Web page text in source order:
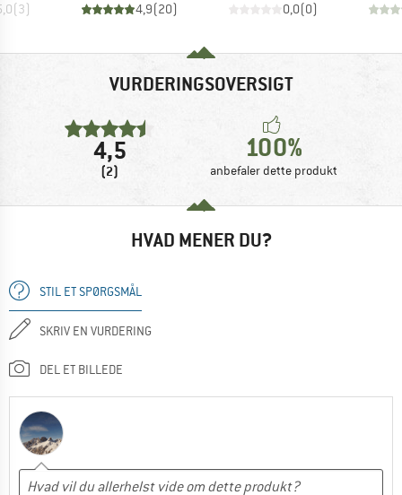
(3) 4,9(20) 0,0(0)
VURDERINGSOVERSIGT
4,5
(2)
100%
anbefaler dette produkt
HVAD MENER DU?
STIL ET SPØRGSMÅL
SKRIV EN VURDERING
DEL ET BILLEDE